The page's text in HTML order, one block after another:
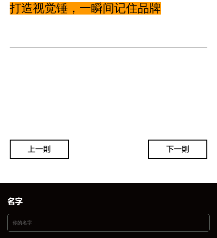
打造视觉锤，一瞬间记住品牌
上一则 下一则
名字